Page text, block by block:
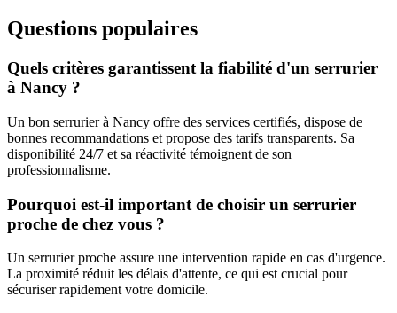
Questions populaires
Quels critères garantissent la fiabilité d'un serrurier
à Nancy ?
Un bon serrurier à Nancy offre des services certifiés, dispose de
bonnes recommandations et propose des tarifs transparents. Sa
disponibilité 24/7 et sa réactivité témoignent de son
professionnalisme.
Pourquoi est-il important de choisir un serrurier
proche de chez vous ?
Un serrurier proche assure une intervention rapide en cas d'urgence.
La proximité réduit les délais d'attente, ce qui est crucial pour
sécuriser rapidement votre domicile.